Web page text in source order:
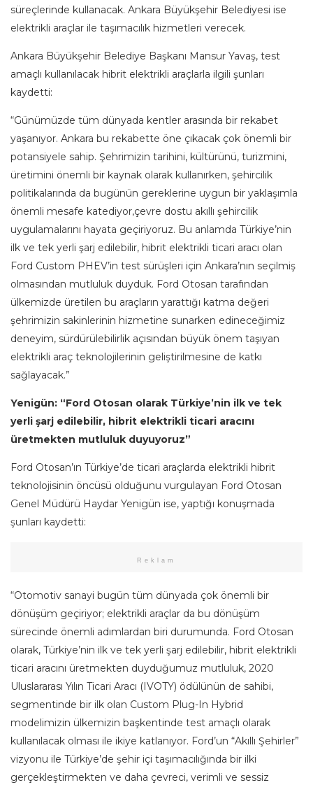
süreçlerinde kullanacak. Ankara Büyükşehir Belediyesi ise
elektrikli araçlar ile taşımacılık hizmetleri verecek.
Ankara Büyükşehir Belediye Başkanı Mansur Yavaş, test
amaçlı kullanılacak hibrit elektrikli araçlarla ilgili şunları
kaydetti:
“Günümüzde tüm dünyada kentler arasında bir rekabet
yaşanıyor. Ankara bu rekabette öne çıkacak çok önemli bir
potansiyele sahip. Şehrimizin tarihini, kültürünü, turizmini,
üretimini önemli bir kaynak olarak kullanırken, şehircilik
politikalarında da bugünün gereklerine uygun bir yaklaşımla
önemli mesafe katediyor,çevre dostu akıllı şehircilik
uygulamalarını hayata geçiriyoruz. Bu anlamda Türkiye’nin
ilk ve tek yerli şarj edilebilir, hibrit elektrikli ticari aracı olan
Ford Custom PHEV’in test sürüşleri için Ankara’nın seçilmiş
olmasından mutluluk duyduk. Ford Otosan tarafından
ülkemizde üretilen bu araçların yarattığı katma değeri
şehrimizin sakinlerinin hizmetine sunarken edineceğimiz
deneyim, sürdürülebilirlik açısından büyük önem taşıyan
elektrikli araç teknolojilerinin geliştirilmesine de katkı
sağlayacak.”
Yenigün: “Ford Otosan olarak Türkiye’nin ilk ve tek
yerli şarj edilebilir, hibrit elektrikli ticari aracını
üretmekten mutluluk duyuyoruz”
Ford Otosan’ın Türkiye’de ticari araçlarda elektrikli hibrit
teknolojisinin öncüsü olduğunu vurgulayan Ford Otosan
Genel Müdürü Haydar Yenigün ise, yaptığı konuşmada
şunları kaydetti:
Reklam
“Otomotiv sanayi bugün tüm dünyada çok önemli bir
dönüşüm geçiriyor; elektrikli araçlar da bu dönüşüm
sürecinde önemli adımlardan biri durumunda. Ford Otosan
olarak, Türkiye’nin ilk ve tek yerli şarj edilebilir, hibrit elektrikli
ticari aracını üretmekten duyduğumuz mutluluk, 2020
Uluslararası Yılın Ticari Aracı (IVOTY) ödülünün de sahibi,
segmentinde bir ilk olan Custom Plug-In Hybrid
modelimizin ülkemizin başkentinde test amaçlı olarak
kullanılacak olması ile ikiye katlanıyor. Ford’un “Akıllı Şehirler”
vizyonu ile Türkiye’de şehir içi taşımacılığında bir ilki
gerçekleştirmekten ve daha çevreci, verimli ve sessiz